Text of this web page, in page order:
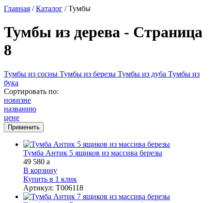
Главная / Каталог / Тумбы
Тумбы из дерева - Страница
8
Тумбы из сосны Тумбы из березы Тумбы из дуба Тумбы из
бука
Сортировать по:
новизне
названию
цене
Тумба Антик 5 ящиков из массива березы
49 580 a
В корзину
Купить в 1 клик
Артикул: Т006118